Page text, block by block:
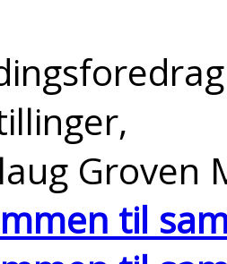
Groven
til